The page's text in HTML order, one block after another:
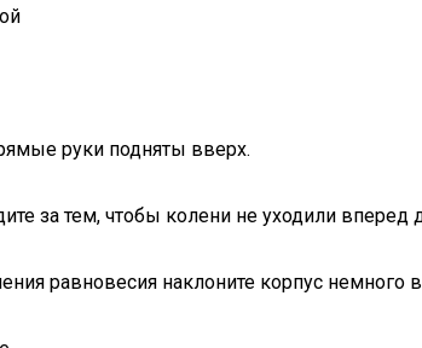
руки подняты вверх.
за тем, чтобы колени не уходили вперед
равновесия наклоните корпус